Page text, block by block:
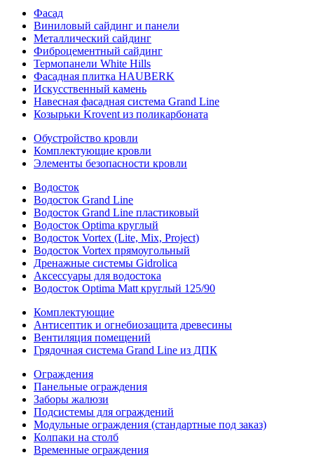
Фасад
Виниловый сайдинг и панели
Металлический сайдинг
Фиброцементный сайдинг
Термопанели White Hills
Фасадная плитка HAUBERK
Искусственный камень
Навесная фасадная система Grand Line
Козырьки Krovent из поликарбоната
Обустройство кровли
Комплектующие кровли
Элементы безопасности кровли
Водосток
Водосток Grand Line
Водосток Grand Line пластиковый
Водосток Optima круглый
Водосток Vortex (Lite, Mix, Project)
Водосток Vortex прямоугольный
Дренажные системы Gidrolica
Аксессуары для водостока
Водосток Optima Matt круглый 125/90
Комплектующие
Антисептик и огнебиозащита древесины
Вентиляция помещений
Грядочная система Grand Line из ДПК
Ограждения
Панельные ограждения
Заборы жалюзи
Подсистемы для ограждений
Модульные ограждения (стандартные под заказ)
Колпаки на столб
Временные ограждения